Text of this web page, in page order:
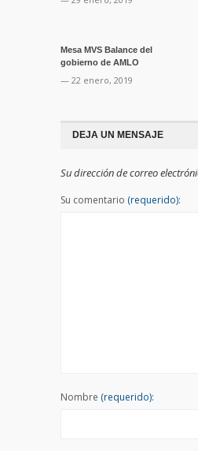
Mesa MVS Balance del
gobierno de AMLO
— 22 enero, 2019
DEJA UN MENSAJE
Su dirección de correo
Su comentario (requerido):
Nombre (requerido):